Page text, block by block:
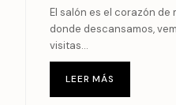
El salón es el corazón de
donde descansamos,
visitas...
LEER MÁS